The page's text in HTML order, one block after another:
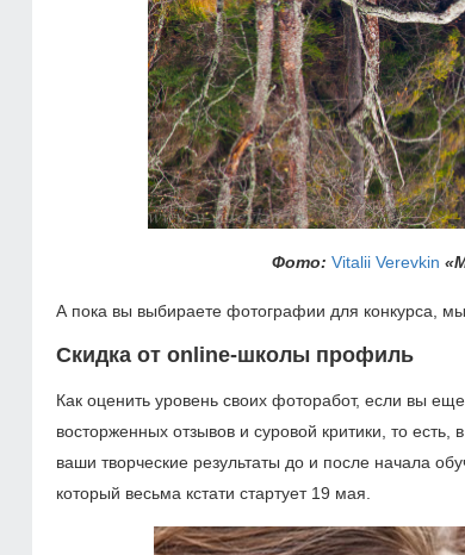
Фото: Vitalii Verevkin
А пока вы выбираете фотографии для конкурса,
Скидка от online-школы профиль
Как оценить уровень своих фоторабот, если вы
восторженных отзывов и суровой критики, то
ваши творческие результаты до и после начала
который весьма кстати стартует 19 мая.